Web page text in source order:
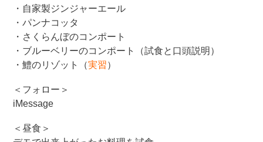
・自家製ジンジャーエール
・パンナコッタ
・さくらんぼのコンポート
・ブルーベリーのコンポート（試食と口頭説明）
・鱧のリゾット（実習）
＜フォロー＞
iMessage
＜昼食＞